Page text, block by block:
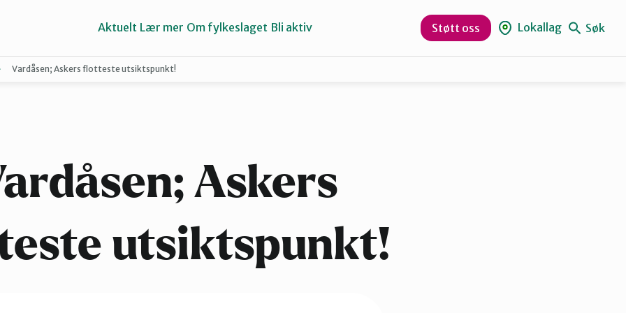
Groruddalen
Aktuelt Lær mer Om fylkeslaget Bli aktiv Støtt oss Lokallag Søk
Vardåsen; Askers flotteste utsiktspunkt!
Askers
utsiktspunkt!